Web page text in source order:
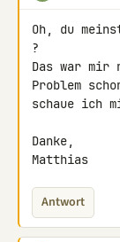
Oh, du
?
Das war
Problem
schaue ich
Danke,
Matthias
Antwort